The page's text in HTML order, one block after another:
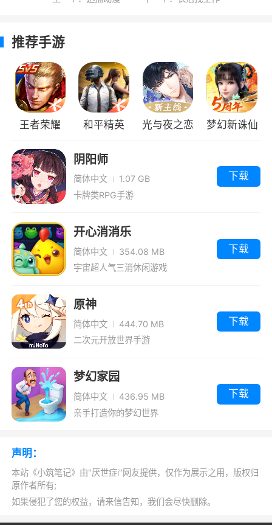
小编评价
1、采用的是树状结构，能够将一件事记录到
底，像树的枝干一样无限的延生。还能采用语
音、拍照、文字、手写等多种方式记录信息
让笔记记录、查看条理清晰，一目了然，帮助用
户更快的理清思路。下载小筑笔记，记录生活、
工作、学习中的重要事宜，方便又好用
3、它能够将用户日常记录下的工作笔记、
学习笔记、阅读笔记等通过树形结构无限分层，
软件能够将用户记录下的工作笔记梳理出项目、
要、重点、错题等小分支，或者是将日常生活的
阅读笔记进行梳理，帮助用户能够更好地分解分
析笔记
更新日志
. 适配 android 15，包括隐私权限。
. 升级所有 android 库版本。
推荐手游
王者荣耀 和平精英 光与夜之恋 梦幻新诛仙
阴阳师
简体中文
1.07 GB
卡牌类RPG手游
下载
开心消消乐
简体中文
354.08 MB
宇宙超人气三消休闲游戏
下载
原神
简体中文
444.70 MB
二次元开放世界手游
下载
梦幻家园
简体中文
436.95 MB
亲手打造你的梦幻世界
下载
声明：
本站《小筑笔记》由"厌世症i"网友提供，仅作为展示之用，版权归
原作者所有;
如果侵犯了您的权益，请来信告知，我们会尽快删除。